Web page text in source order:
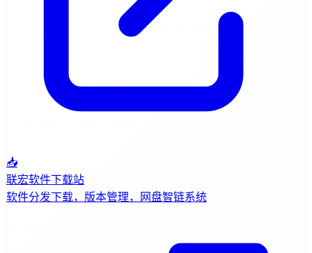
📥
联宏软件下载站
软件分发下载，版本管理，网盘智链系统